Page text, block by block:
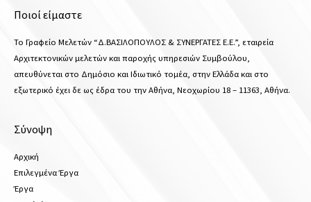
Ποιοί είμαστε
Το Γραφείο Μελετών “Δ.ΒΑΣΙΛΟΠΟΥΛΟΣ & ΣΥΝΕΡΓΑΤΕΣ Ε.Ε.”, εταιρεία
Αρχιτεκτονικών μελετών και παροχής υπηρεσιών Συμβούλου,
απευθύνεται στο Δημόσιο και Ιδιωτικό τομέα, στην Ελλάδα και στο
εξωτερικό έχει δε ως έδρα του την Αθήνα, Νεοχωρίου 18 – 11363, Αθήνα.
Σύνοψη
Αρχική
Επιλεγμένα Έργα
Έργα